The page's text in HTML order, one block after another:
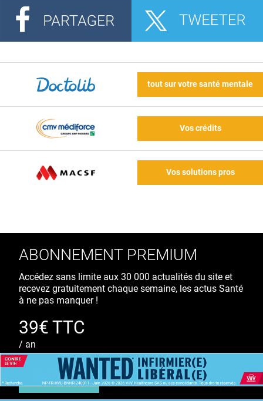
tout sur votre santé mentale
Vos crédits
Vos solutions pros
ABONNEMENT PREMIUM
Accédez sans limite aux 30 000 actualités du site et
recevez gratuitement chaque semaine, les actus Santé
à ne pas manquer !
39€ TTC
/ an
S'ABONNER